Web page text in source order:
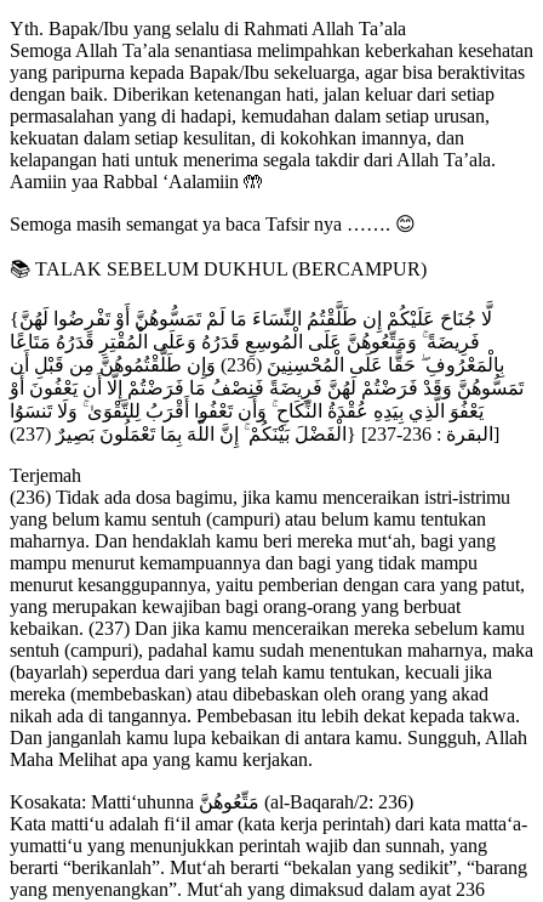
Yth. Bapak/Ibu yang selalu di Rahmati Allah Ta’ala
Semoga Allah Ta’ala senantiasa melimpahkan keberkahan kesehatan
yang paripurna kepada Bapak/Ibu sekeluarga, agar bisa beraktivitas
dengan baik. Diberikan ketenangan hati, jalan keluar dari setiap
permasalahan yang di hadapi, kemudahan dalam setiap urusan,
kekuatan dalam setiap kesulitan, di kokohkan imannya, dan
kelapangan hati untuk menerima segala takdir dari Allah Ta’ala.
Aamiin yaa Rabbal ‘Aalamiin 🤲
Semoga masih semangat ya baca Tafsir nya ……. 😊
📚 TALAK SEBELUM DUKHUL (BERCAMPUR)
{لَّا جُنَاحَ عَلَيْكُمْ إِن طَلَّقْتُمُ النِّسَاءَ مَا لَمْ تَمَسُّوهُنَّ أَوْ تَفْرِضُوا لَهُنَّ
فَرِيضَةً ۚ وَمَتِّعُوهُنَّ عَلَى الْمُوسِعِ قَدَرُهُ وَعَلَى الْمُقْتِرِ قَدَرُهُ مَتَاعًا
بِالْمَعْرُوفِ ۖ حَقًّا عَلَى الْمُحْسِنِينَ (236) وَإِن طَلَّقْتُمُوهُنَّ مِن قَبْلِ أَن
تَمَسُّوهُنَّ وَقَدْ فَرَضْتُمْ لَهُنَّ فَرِيضَةً فَنِصْفُ مَا فَرَضْتُمْ إِلَّا أَن يَعْفُونَ أَوْ
يَعْفُوَ الَّذِي بِيَدِهِ عُقْدَةُ النِّكَاحِ ۚ وَأَن تَعْفُوا أَقْرَبُ لِلتَّقْوَىٰ ۚ وَلَا تَنسَوُا
الْفَضْلَ بَيْنَكُمْ ۚ إِنَّ اللَّهَ بِمَا تَعْمَلُونَ بَصِيرٌ (237)} [البقرة : 236-237]
Terjemah
(236) Tidak ada dosa bagimu, jika kamu menceraikan istri-istrimu
yang belum kamu sentuh (campuri) atau belum kamu tentukan
maharnya. Dan hendaklah kamu beri mereka mut‘ah, bagi yang
mampu menurut kemampuannya dan bagi yang tidak mampu
menurut kesanggupannya, yaitu pemberian dengan cara yang patut,
yang merupakan kewajiban bagi orang-orang yang berbuat
kebaikan. (237) Dan jika kamu menceraikan mereka sebelum kamu
sentuh (campuri), padahal kamu sudah menentukan maharnya, maka
(bayarlah) seperdua dari yang telah kamu tentukan, kecuali jika
mereka (membebaskan) atau dibebaskan oleh orang yang akad
nikah ada di tangannya. Pembebasan itu lebih dekat kepada takwa.
Dan janganlah kamu lupa kebaikan di antara kamu. Sungguh, Allah
Maha Melihat apa yang kamu kerjakan.
Kosakata: Matti‘uhunna مَتِّعُوهُنَّ (al-Baqarah/2: 236)
Kata matti‘u adalah fi‘il amar (kata kerja perintah) dari kata matta‘a-
yumatti‘u yang menunjukkan perintah wajib dan sunnah, yang
berarti “berikanlah”. Mut‘ah berarti “bekalan yang sedikit”, “barang
yang menyenangkan”. Mut‘ah yang dimaksud dalam ayat 236